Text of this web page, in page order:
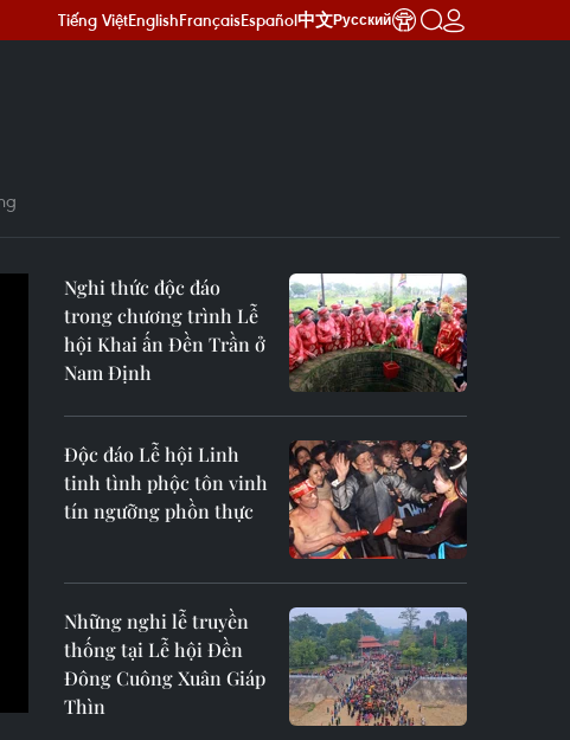
Tiếng ViệtEnglishFrançaisEspañol中文Русский
Nghi thức độc đáo
trong chương trình Lễ
hội Khai ấn Đền Trần ở
Nam Định
Độc đáo Lễ hội Linh
tinh tình phộc tôn vinh
tín ngưỡng phồn thực
Những nghi lễ truyền
thống tại Lễ hội Đền
Đông Cuông Xuân Giáp
Thìn